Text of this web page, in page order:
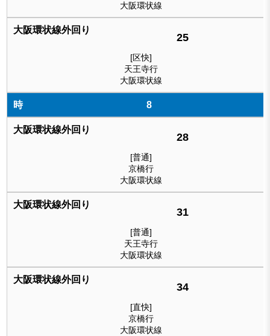
大阪環状線
25
[区快]
天王寺行
大阪環状線
8
28
[普通]
京橋行
大阪環状線
31
[普通]
天王寺行
大阪環状線
34
[直快]
京橋行
大阪環状線